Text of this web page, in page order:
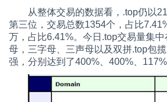
从整体交易的数据看，.top仍以
第三位，交易总数1354个，占比
万，占比6.41%。今日.top交易量集
母，三字母、三声母以及双拼.top包
强，分别达到了400%、400%、117%